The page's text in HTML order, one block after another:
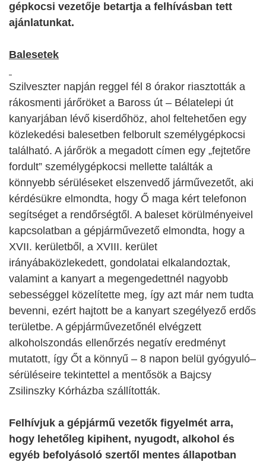
gépkocsi vezetője betartja a felhívásban tett
ajánlatunkat.
Balesetek
Szilveszter napján reggel fél 8 órakor riasztották a
rákosmenti járőröket a Baross út – Bélatelepi út
kanyarjában lévő kiserdőhöz, ahol feltehetően egy
közlekedési balesetben felborult személygépkocsi
található. A járőrök a megadott címen egy „fejtetőre
fordult” személygépkocsi mellette találták a
könnyebb sérüléseket elszenvedő járművezetőt, aki
kérdésükre elmondta, hogy Ő maga kért telefonon
segítséget a rendőrségtől. A baleset körülményeivel
kapcsolatban a gépjárművezető elmondta, hogy a
XVII. kerületből, a XVIII. kerület
irányábaközlekedett, gondolatai elkalandoztak,
valamint a kanyart a megengedettnél nagyobb
sebességgel közelítette meg, így azt már nem tudta
bevenni, ezért hajtott be a kanyart szegélyező erdős
területbe. A gépjárművezetőnél elvégzett
alkoholszondás ellenőrzés negatív eredményt
mutatott, így Őt a könnyű – 8 napon belül gyógyuló–
sérüléseire tekintettel a mentősök a Bajcsy
Zsilinszky Kórházba szállították.
Felhívjuk a gépjármű vezetők figyelmét arra,
hogy lehetőleg kipihent, nyugodt, alkohol és
egyéb befolyásoló szertől mentes állapotban